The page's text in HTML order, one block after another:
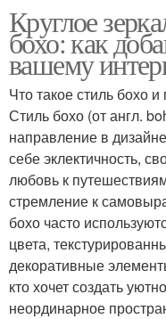
Круглое
бохо: как
вашему
Что такое стиль бохо
Стиль бохо (от англ.
направление в
себе эклектичность,
любовь к
стремление к
бохо часто
цвета,
декоративные
кто хочет создать
неординарное